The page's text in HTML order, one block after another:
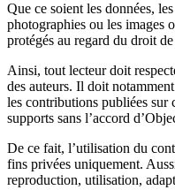
Que ce soient les données,
photographies ou les images
protégés au regard du droit
Ainsi, tout lecteur doit
des auteurs. Il doit
les contributions publiées sur
supports sans l’accord
De ce fait, l’utilisation du
fins privées uniquement.
reproduction, utilisation,